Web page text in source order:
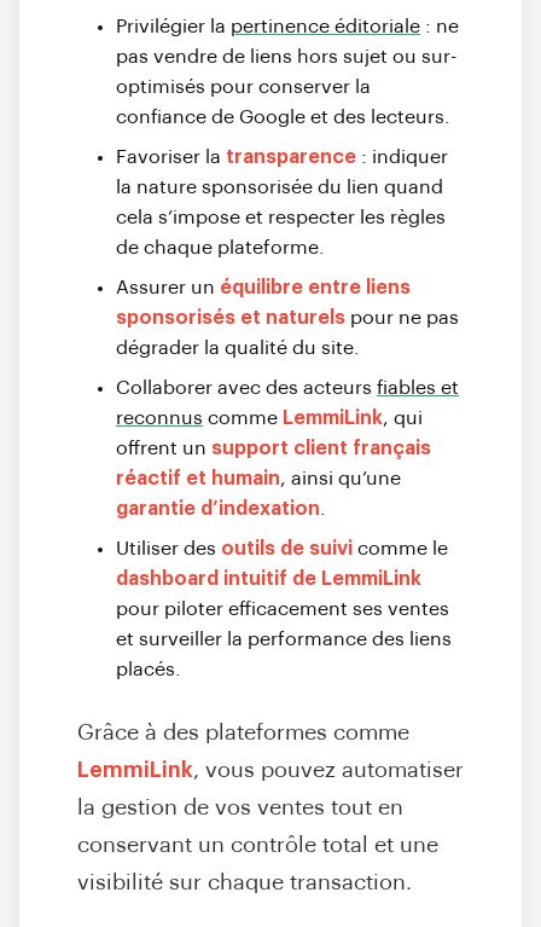
Privilégier la pertinence éditoriale : ne
pas vendre de liens hors sujet ou sur-
optimisés pour conserver la
confiance de Google et des lecteurs.
Favoriser la transparence : indiquer
la nature sponsorisée du lien quand
cela s’impose et respecter les règles
de chaque plateforme.
Assurer un équilibre entre liens
sponsorisés et naturels pour ne pas
dégrader la qualité du site.
Collaborer avec des acteurs fiables et
reconnus comme LemmiLink, qui
offrent un support client français
réactif et humain, ainsi qu’une
garantie d’indexation
Utiliser des outils de suivi comme le
dashboard intuitif de LemmiLink
pour piloter efficacement ses ventes
et surveiller la performance des liens
placés.
Grâce à des plateformes comme
LemmiLink, vous pouvez automatiser
la gestion de vos ventes tout en
conservant un contrôle total et une
visibilité sur chaque transaction.